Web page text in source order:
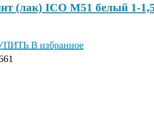
(лак) ICO M51 белый 1-
В избранное